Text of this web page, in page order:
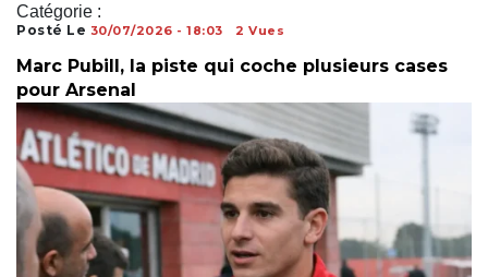
Catégorie :
Posté Le 30/07/2026 - 18:03 2 Vues
Marc Pubill, la piste qui coche plusieurs cases
pour Arsenal